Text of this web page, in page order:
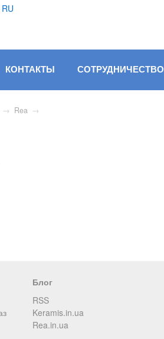
RU
КОНТАКТЫ СОТРУДНИЧЕСТВО
→ Rea →
Блог
RSS
Keramis.in.ua
Rea.in.ua